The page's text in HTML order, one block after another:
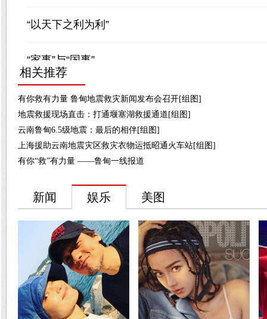
相关推荐
有你救有力量 鲁甸地震救灾新闻发布会召开[组图]
地震救援现场直击：打通堰塞湖救援通道[组图]
云南鲁甸6.5级地震：最后的相伴[组图]
上海援助云南地震灾区救灾衣物运抵昭通火车站[组图]
有你“救”有力量 ——鲁甸一线报道